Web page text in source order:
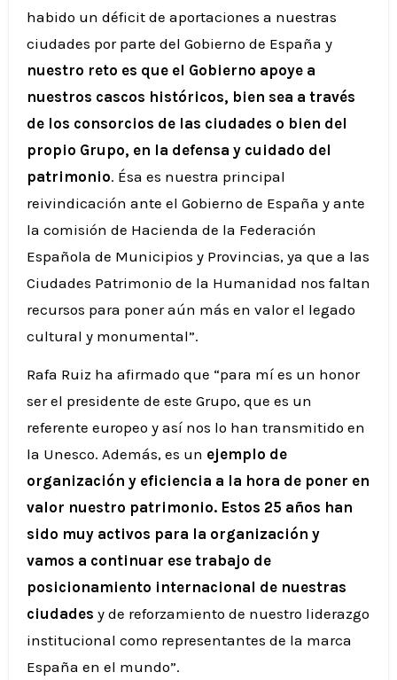
habido un déficit de aportaciones a nuestras
ciudades por parte del Gobierno de España y
nuestro reto es que el Gobierno apoye a
nuestros cascos históricos, bien sea a través
de los consorcios de las ciudades o bien del
propio Grupo, en la defensa y cuidado del
patrimonio. Ésa es nuestra principal
reivindicación ante el Gobierno de España y ante
la comisión de Hacienda de la Federación
Española de Municipios y Provincias, ya que a las
Ciudades Patrimonio de la Humanidad nos faltan
recursos para poner aún más en valor el legado
cultural y monumental”.
Rafa Ruiz ha afirmado que “para mí es un honor
ser el presidente de este Grupo, que es un
referente europeo y así nos lo han transmitido en
la Unesco. Además, es un ejemplo de
organización y eficiencia a la hora de poner en
valor nuestro patrimonio. Estos 25 años han
sido muy activos para la organización y
vamos a continuar ese trabajo de
posicionamiento internacional de nuestras
ciudades y de reforzamiento de nuestro liderazgo
institucional como representantes de la marca
España en el mundo”.